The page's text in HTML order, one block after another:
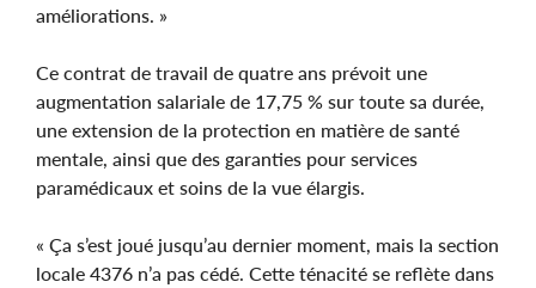
améliorations. »
Ce contrat de travail de quatre ans prévoit une
augmentation salariale de 17,75 % sur toute sa durée,
une extension de la protection en matière de santé
mentale, ainsi que des garanties pour services
paramédicaux et soins de la vue élargis.
« Ça s’est joué jusqu’au dernier moment, mais la section
locale 4376 n’a pas cédé. Cette ténacité se reflète dans